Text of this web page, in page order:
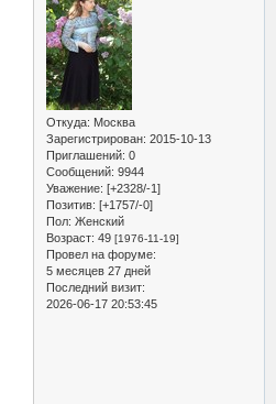
Откуда: Москва
Зарегистрирован: 2015-10-13
Приглашений: 0
Сообщений: 9944
Уважение: [+2328/-1]
Позитив: [+1757/-0]
Пол: Женский
Возраст: 49 [1976-11-19]
Провел на форуме:
5 месяцев 27 дней
Последний визит:
2026-06-17 20:53:45